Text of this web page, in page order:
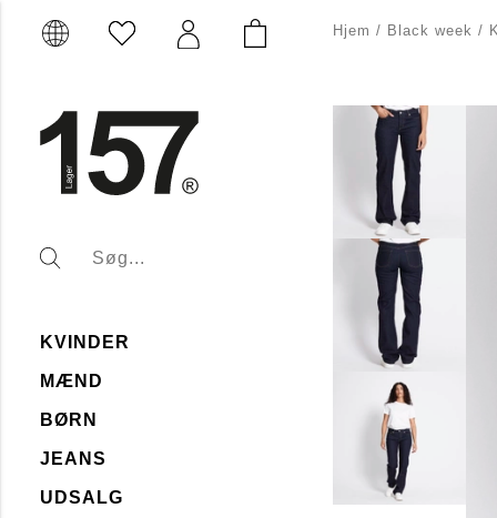
KVINDER
MÆND
BØRN
JEANS
UDSALG
Hjem / Black week /